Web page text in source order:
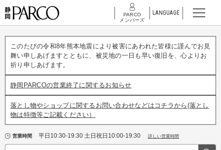
PARCO
メンバーズ
LANGUAGE
このたびの令和8年熊本地震により被害にあわれた皆様に謹んでお見
舞い申しあげますとともに、被災地の一日も早い復旧を、心よりお
祈り申しあげます。
静岡PARCOの営業終了に関するお知らせ
落とし物やショップに関するお問い合わせなどはコチラから(落とし
物は特徴等ご記載ください）
営業時間 平日10:30-19:30 土日祝日10:00-19:30 詳しい営業時間